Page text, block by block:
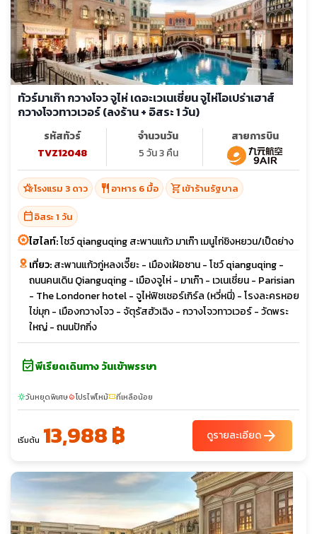
ทัวร์มาเก๊า กวางโจว จูไห่ เดอะเวเนเชี่ยน จูไห่โอเปร่าเฮาส์
กวางโจวทาวเวอร์ (ลงร้าน + อิสระ 1 วัน)
รหัสทัวร์
TVZ12048
จำนวนวัน
5 วัน 3 คืน
สายการบิน
hotel_classโรงแรม 3 ดาว restaurant อาหาร 6 มื้อ shopping_cartเข้าร้านรัฐบาล
calendar_todayอิสระ 1 วัน
ไฮไลท์:โชว์ qianguqing สะพานแก้ว มาเก๊า เมนูไก่ชิงหยวน/เป็ดย่าง
เที่ยว:สะพานแก้วกู่หลงเจี๊ยะ - เมืองเฝ้อซาน - โชว์ qianguqing -
ถนนคนเดิน Qianguqing - เมืองจูไห่ - มาเก๊า - เวเนเชี่ยน - Parisian
- The Londoner hotel - จูไห่ฟิชเชอร์เกิร์ล (หวี่หนี่) - โรงละครหอย
ไข่มุก - เมืองกวางโจว - จัตุรัสฮัวเฉิง - กวางโจวทาวเวอร์ - วัดพระ
ใหญ่ - ถนนปักกิ่ง
event_availableพีเรียดเดินทาง วันเข้าพรรษา
sunnyวันหยุดพิเศษlocal_fire_departmentโปรไฟไหม้confirmation_numberที่เหลือน้อย
เริ่มต้น 13,988 ฿ ดูรายละเอียดarrow_forward